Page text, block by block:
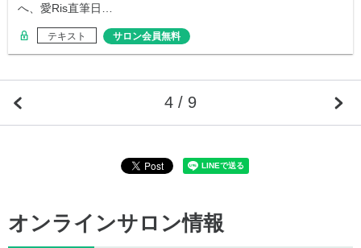
へ、愛Ris直筆日…
テキスト サロン会員無料
4 / 9
オンラインサロン情報